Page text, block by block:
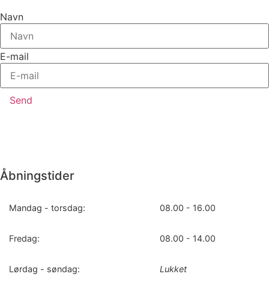
Navn
E-mail
Send
Åbningstider
Mandag - torsdag: 08.00 - 16.00
Fredag: 08.00 - 14.00
Lørdag - søndag: Lukket